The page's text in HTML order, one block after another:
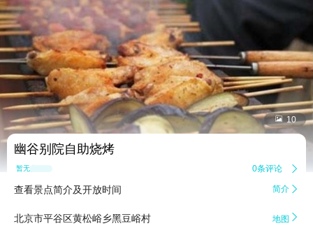
 10
幽谷别院自助烧烤
暂无点评 0条评论 
查看景点简介及开放时间 简介 
北京市平谷区黄松峪乡黑豆峪村 地图 
